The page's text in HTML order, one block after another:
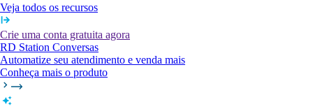
Veja todos os recursos
Crie uma conta gratuita agora
RD Station Conversas
Automatize seu atendimento e venda mais
Conheça mais o produto